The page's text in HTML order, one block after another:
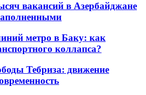
вакансий в Азербайджане
метро в Баку: как
коллапса?
Тебриза: движение